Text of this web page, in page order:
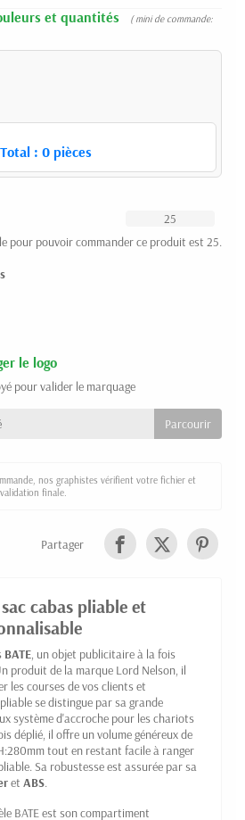
et quantités
( mini de commande:
Total : 0pièces
pour pouvoir commander ce produit est 25.
le logo
pour valider le marquage
nos graphistes vérifient votre fichier et
finale.
Partager
cabas pliable et
BATE, un objet publicitaire à la fois
produit de la marque Lord Nelson, il
les courses de vos clients et
se distingue par sa grande
système d'accroche pour les chariots
déplié, il offre un volume généreux de
tout en restant facile à ranger
Sa robustesse est assurée par sa
et ABS.
BATE est son compartiment